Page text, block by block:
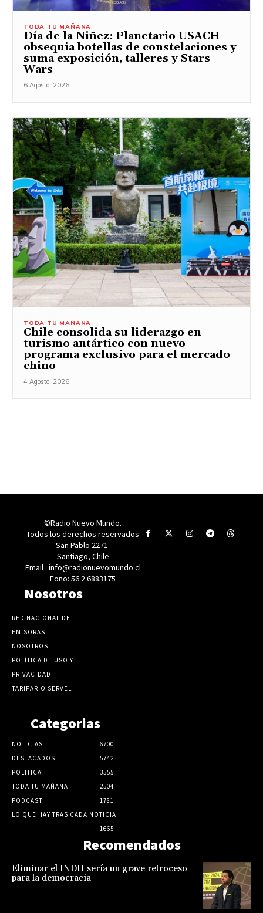
TODA TU MAÑANA
Día de la Niñez: Planetario USACH
obsequia botellas de constelaciones y
suma exposición, talleres y Stars
Wars
6 Agosto, 2026
TODA TU MAÑANA
Chile consolida su liderazgo en
turismo antártico con nuevo
programa exclusivo para el mercado
chino
4 Agosto, 2026
©Radio Nuevo Mundo.
Todos los derechos reservados
San Pablo 2271.
Santiago, Chile
Email : info@radionuevomundo.cl
Fono: 56 2 6883175
Nosotros
RED NACIONAL DE
EMISORAS
NOSOTROS
POLÍTICA DE USO Y
PRIVACIDAD
TARIFARIO SERVEL
Categorias
NOTICIAS
6700
DESTACADOS
5742
POLITICA
3555
TODA TU MAÑANA
2504
PODCAST
1781
LO QUE HAY TRAS CADA NOTICIA
1665
Recomendados
Eliminar el INDH sería un grave retroceso
para la democracia